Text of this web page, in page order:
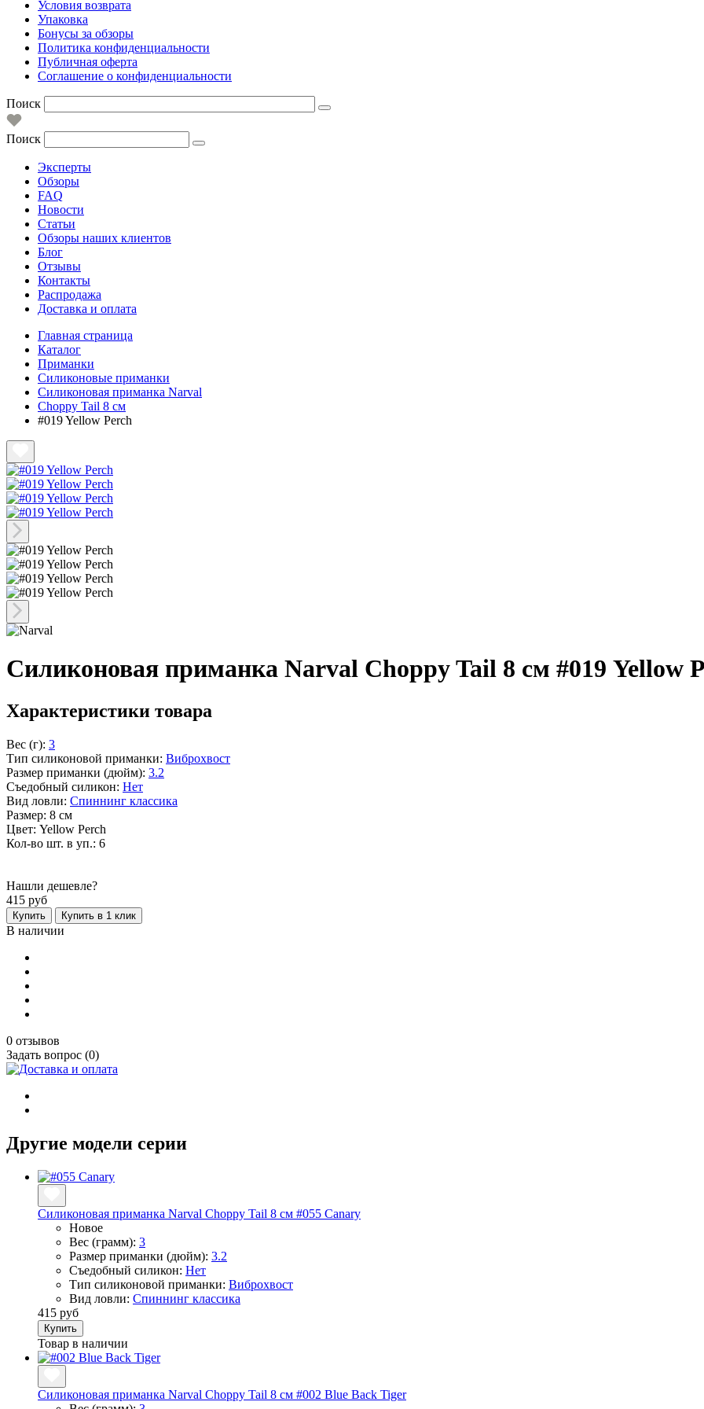
Условия возврата
Упаковка
Бонусы за обзоры
Политика конфиденциальности
Публичная оферта
Соглашение о конфиденциальности
Поиск
Поиск
Эксперты
Обзоры
FAQ
Новости
Статьи
Обзоры наших клиентов
Блог
Отзывы
Контакты
Распродажа
Доставка и оплата
Главная страница
Каталог
Приманки
Силиконовые приманки
Силиконовая приманка Narval
Choppy Tail 8 см
#019 Yellow Perch
Силиконовая приманка Narval Choppy Tail 8 см #019 Yellow
Характеристики товара
Вес (г): 3
Тип силиконовой приманки: Виброхвост
Размер приманки (дюйм): 3.2
Съедобный силикон: Нет
Вид ловли: Спиннинг классика
Размер: 8 см
Цвет: Yellow Perch
Кол-во шт. в уп.: 6
Нашли дешевле?
415 руб
Купить Купить в 1 клик
В наличии
0 отзывов
Задать вопрос (0)
Другие модели серии
Силиконовая приманка Narval Choppy Tail 8 см #055 Canary
Новое
Вес (грамм): 3
Размер приманки (дюйм): 3.2
Съедобный силикон: Нет
Тип силиконовой приманки: Виброхвост
Вид ловли: Спиннинг классика
415 руб
Купить
Товар в наличии
Силиконовая приманка Narval Choppy Tail 8 см #002 Blue Back Tiger